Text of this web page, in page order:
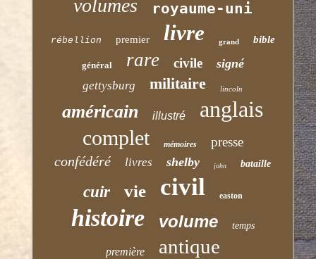
volumes royaume-uni
rébellion premier livre grand bible
général rare civile signé
gettysburg militaire lincoln
américain illustré anglais
complet mémoires presse
confédéré livres shelby john bataille
cuir vie civil easton
histoire volume temps
première antique